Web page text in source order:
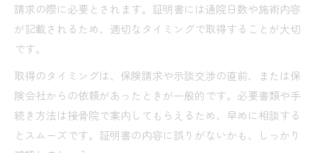
請求の際に必要とされます。証明書には通院日数や施術内容
が記載されるため、適切なタイミングで取得することが大切
です。
取得のタイミングは、保険請求や示談交渉の直前、または保
険会社からの依頼があったときが一般的です。必要書類や手
続き方法は接骨院で案内してもらえるため、早めに相談する
とスムーズです。証明書の内容に誤りがないかも、しっかり